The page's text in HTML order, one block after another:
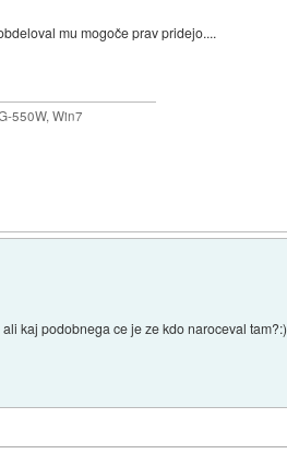
mu mogoče prav pridejo....
550W, Win7
kaj podobnega ce je ze kdo naroceval tam?:)